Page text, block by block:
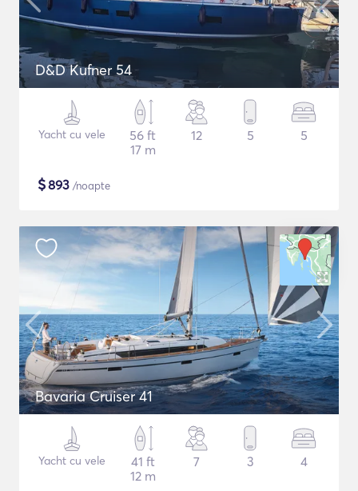
D&D Kufner 54
Yacht cu vele
56 ft
17 m
12 5 5
$893 /noapte
Bavaria Cruiser 41
Yacht cu vele
41 ft
12 m
7 3 4